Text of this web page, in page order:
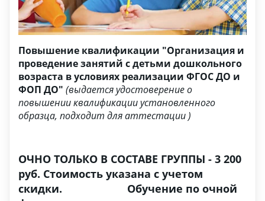
Повышение квалификации "Организация и
проведение занятий с детьми дошкольного
возраста в условиях реализации ФГОС ДО и
ФОП ДО" (выдается удостоверение о
повышении квалификации установленного
образца, подходит для аттестации )
ОЧНО ТОЛЬКО В СОСТАВЕ ГРУППЫ - 3 200
руб. Стоимость указана с учетом
скидки. Обучение по очной